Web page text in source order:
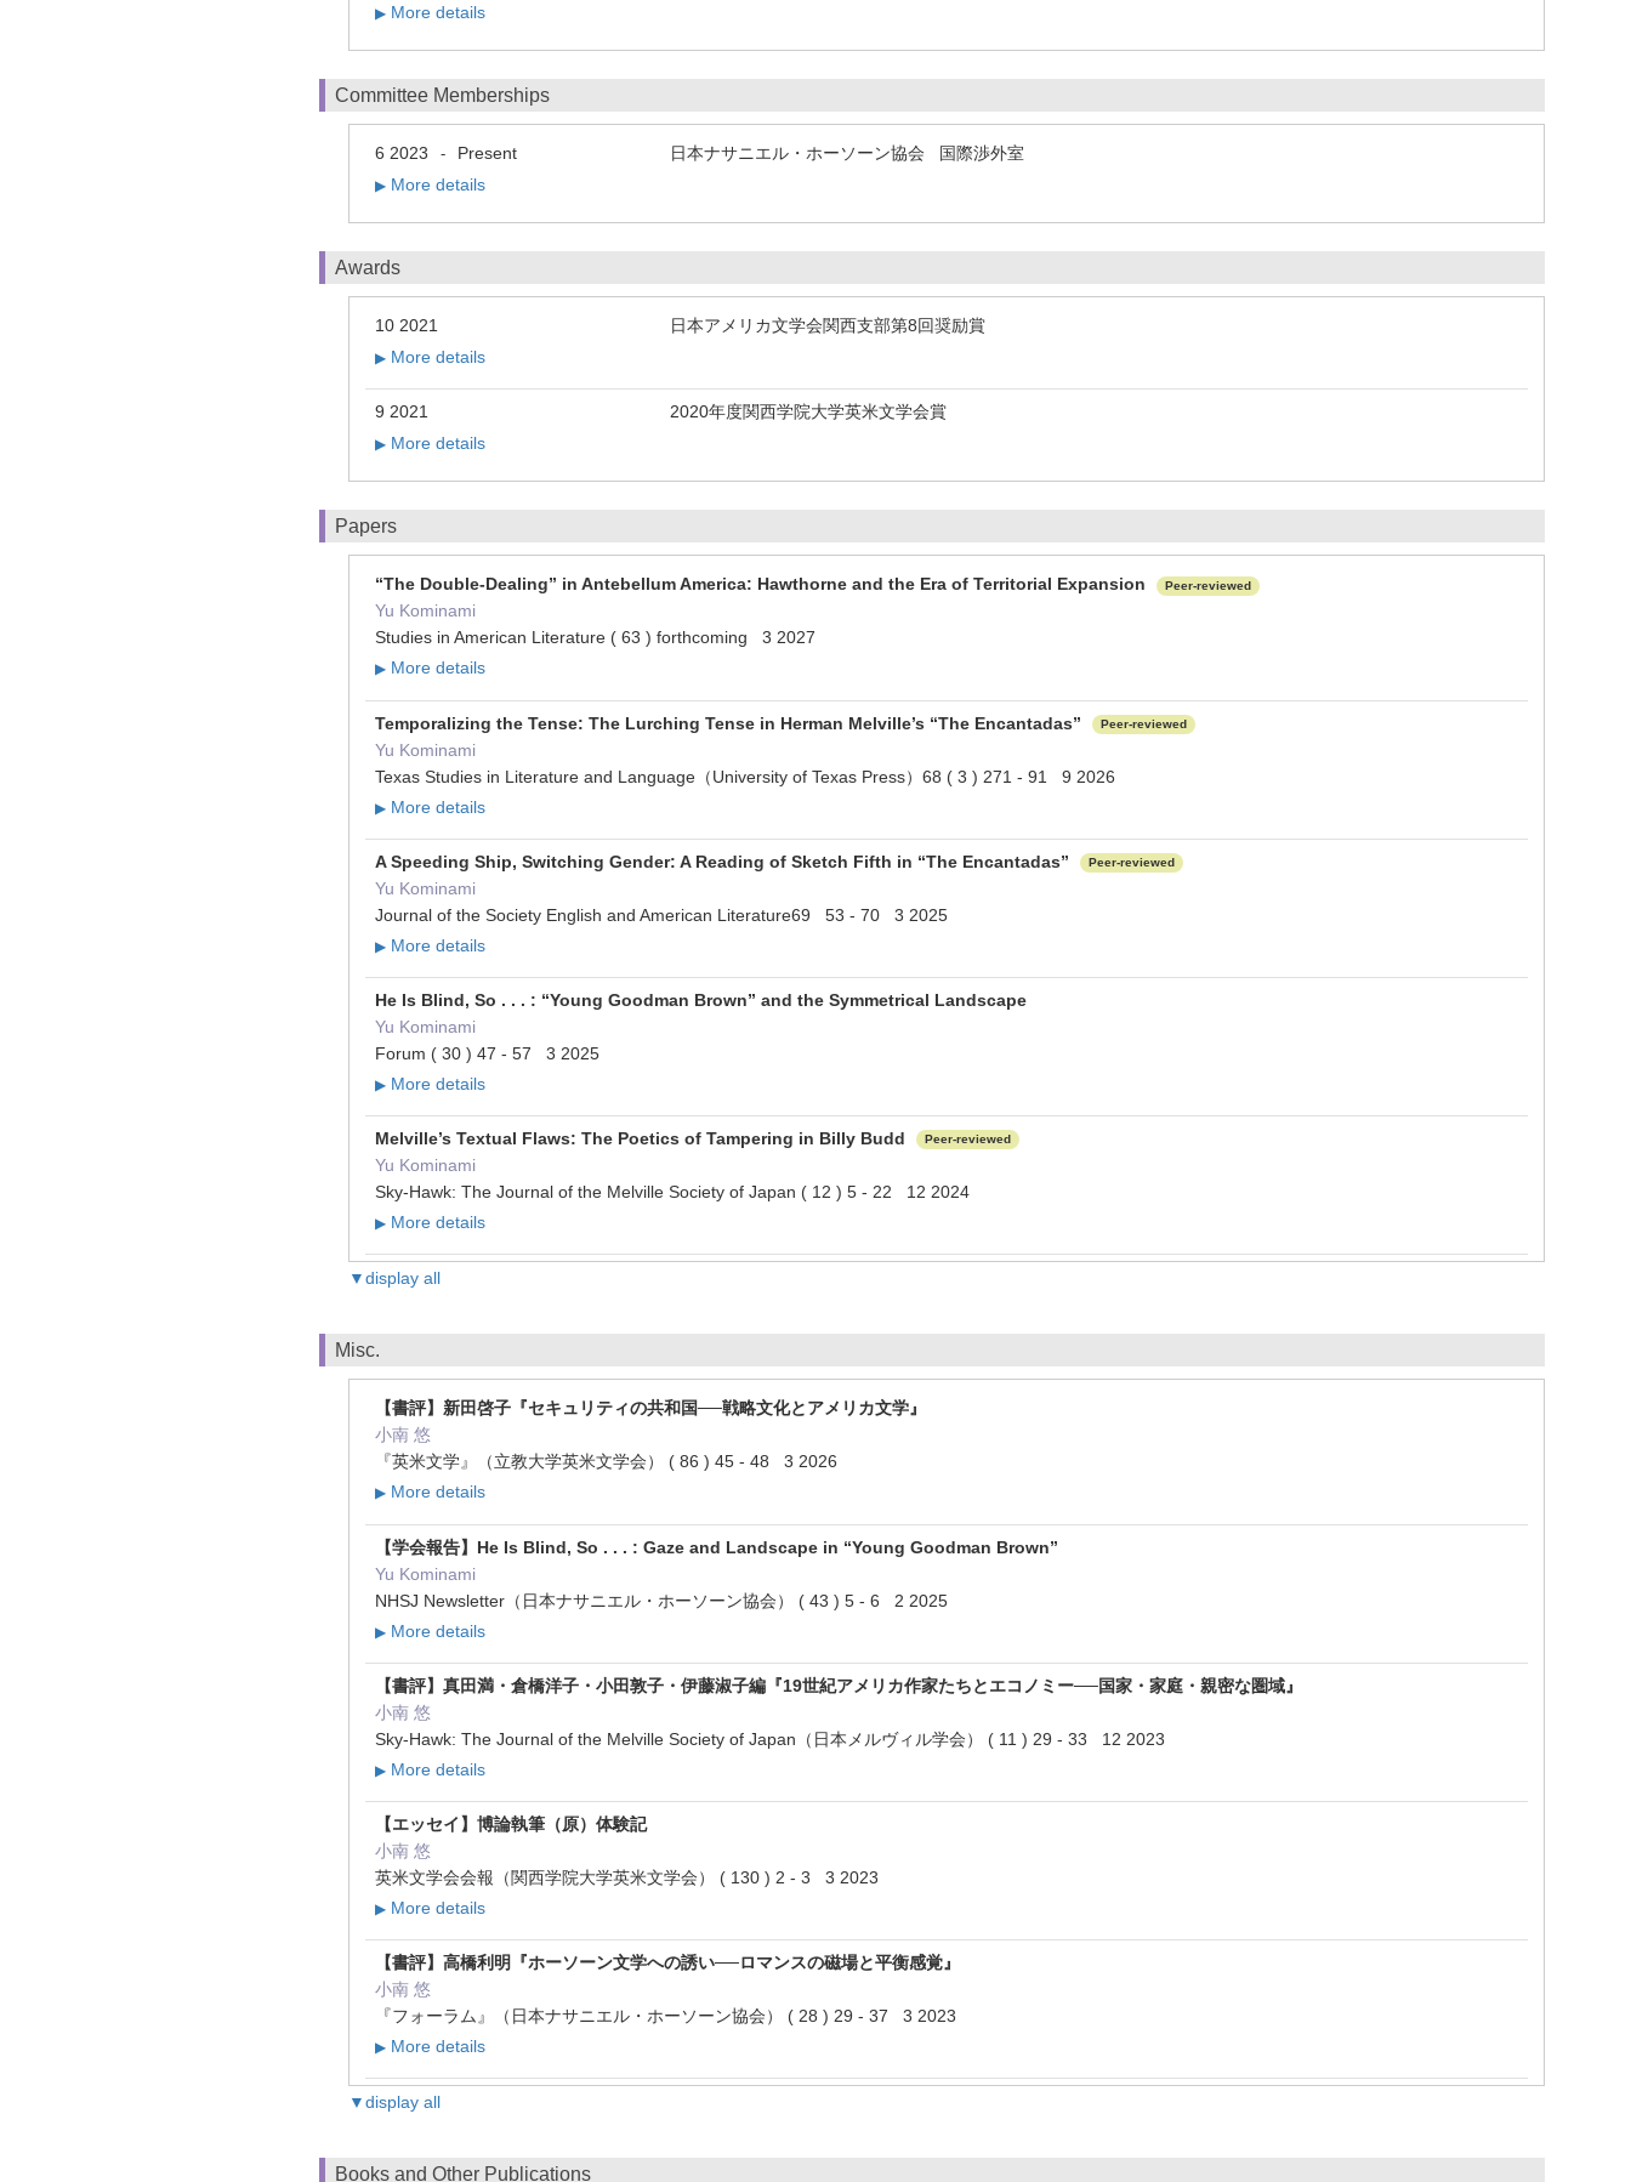
▶ More details
Committee Memberships
6 2023 - Present 日本ナサニエル・ホーソーン協会 国際渉外室
▶ More details
Awards
10 2021 日本アメリカ文学会関西支部第8回奨励賞
▶ More details
9 2021 2020年度関西学院大学英米文学会賞
▶ More details
Papers
“The Double-Dealing” in Antebellum America: Hawthorne and the Era of Territorial Expansion Peer-reviewed
Yu Kominami
Studies in American Literature ( 63 ) forthcoming 3 2027
▶ More details
Temporalizing the Tense: The Lurching Tense in Herman Melville’s “The Encantadas” Peer-reviewed
Yu Kominami
Texas Studies in Literature and Language（University of Texas Press）68 ( 3 ) 271 - 91 9 2026
▶ More details
A Speeding Ship, Switching Gender: A Reading of Sketch Fifth in “The Encantadas” Peer-reviewed
Yu Kominami
Journal of the Society English and American Literature69 53 - 70 3 2025
▶ More details
He Is Blind, So . . . : “Young Goodman Brown” and the Symmetrical Landscape
Yu Kominami
Forum ( 30 ) 47 - 57 3 2025
▶ More details
Melville’s Textual Flaws: The Poetics of Tampering in Billy Budd Peer-reviewed
Yu Kominami
Sky-Hawk: The Journal of the Melville Society of Japan ( 12 ) 5 - 22 12 2024
▶ More details
▼display all
Misc.
【書評】新田啓子『セキュリティの共和国──戦略文化とアメリカ文学』
小南 悠
『英米文学』（立教大学英米文学会） ( 86 ) 45 - 48 3 2026
▶ More details
【学会報告】He Is Blind, So . . . : Gaze and Landscape in “Young Goodman Brown”
Yu Kominami
NHSJ Newsletter（日本ナサニエル・ホーソーン協会） ( 43 ) 5 - 6 2 2025
▶ More details
【書評】真田満・倉橋洋子・小田敦子・伊藤淑子編『19世紀アメリカ作家たちとエコノミー──国家・家庭・親密な圏域』
小南 悠
Sky-Hawk: The Journal of the Melville Society of Japan（日本メルヴィル学会） ( 11 ) 29 - 33 12 2023
▶ More details
【エッセイ】博論執筆（原）体験記
小南 悠
英米文学会会報（関西学院大学英米文学会） ( 130 ) 2 - 3 3 2023
▶ More details
【書評】高橋利明『ホーソーン文学への誘い──ロマンスの磁場と平衡感覚』
小南 悠
『フォーラム』（日本ナサニエル・ホーソーン協会） ( 28 ) 29 - 37 3 2023
▶ More details
▼display all
Books and Other Publications